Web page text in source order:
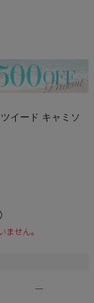
イード キャミソ
せん。
—